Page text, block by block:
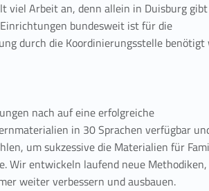
viel Arbeit an, denn allein in Duisburg
bundesweit ist für die
durch die Koordinierungsstelle benötigt
nach auf eine erfolgreiche
in 30 Sprachen verfügbar
um sukzessive die Materialien für
Wir entwickeln laufend neue
weiter verbessern und ausbauen.